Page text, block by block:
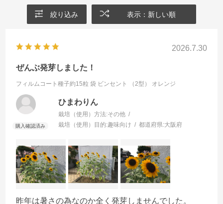
絞り込み 表示：新しい順
2026.7.30
ぜんぶ発芽しました！
フィルムコート種子約15粒 袋 ビンセント （2型） オレンジ
ひまわりん
栽培（使用）方法:その他
栽培（使用）目的:趣味向け 都道府県:大阪府
昨年は暑さの為なのか全く発芽しませんでした。